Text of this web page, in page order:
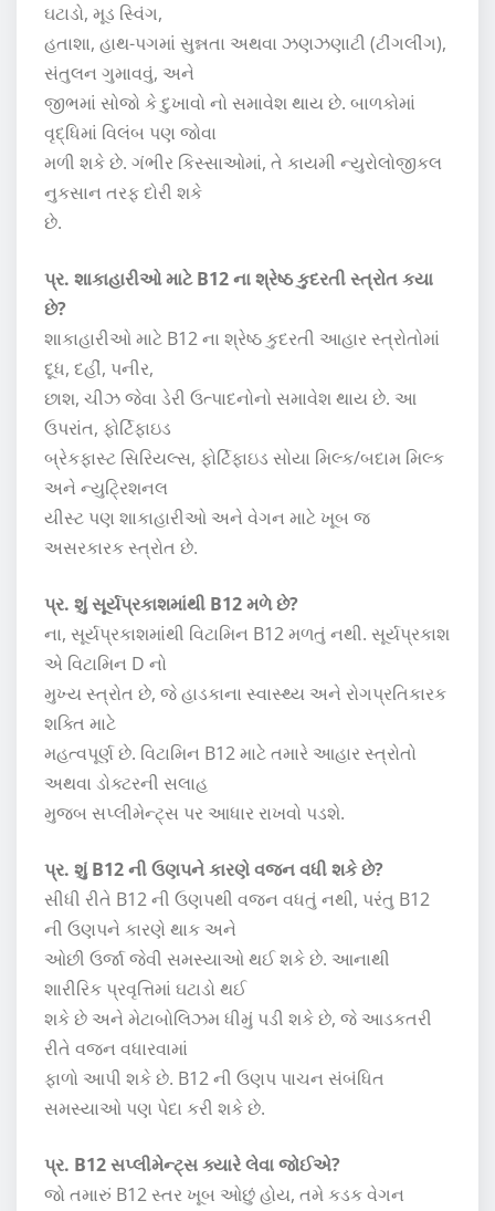
ઘટાડો, મૂડ સ્વિંગ,
હતાશા, હાથ-પગમાં સુન્નતા અથવા ઝણઝણાટી (ટીંગલીંગ),
સંતુલન ગુમાવવું, અને
જીભમાં સોજો કે દુખાવો નો સમાવેશ થાય છે. બાળકોમાં
વૃદ્ધિમાં વિલંબ પણ જોવા
મળી શકે છે. ગંભીર કિસ્સાઓમાં, તે કાયમી ન્યુરોલોજીકલ
નુકસાન તરફ દોરી શકે
છે.
પ્ર. શાકાહારીઓ માટે B12 ના શ્રેષ્ઠ કુદરતી સ્ત્રોત કયા
છે?
શાકાહારીઓ માટે B12 ના શ્રેષ્ઠ કુદરતી આહાર સ્ત્રોતોમાં
દૂધ, દહીં, પનીર,
છાશ, ચીઝ જેવા ડેરી ઉત્પાદનોનો સમાવેશ થાય છે. આ
ઉપરાંત, ફોર્ટિફાઇડ
બ્રેકફાસ્ટ સિરિયલ્સ, ફોર્ટિફાઇડ સોયા મિલ્ક/બદામ મિલ્ક
અને ન્યુટ્રિશનલ
યીસ્ટ પણ શાકાહારીઓ અને વેગન માટે ખૂબ જ
અસરકારક સ્ત્રોત છે.
પ્ર. શું સૂર્યપ્રકાશમાંથી B12 મળે છે?
ના, સૂર્યપ્રકાશમાંથી વિટામિન B12 મળતું નથી. સૂર્યપ્રકાશ
એ વિટામિન D નો
મુખ્ય સ્ત્રોત છે, જે હાડકાના સ્વાસ્થ્ય અને રોગપ્રતિકારક
શક્તિ માટે
મહત્વપૂર્ણ છે. વિટામિન B12 માટે તમારે આહાર સ્ત્રોતો
અથવા ડોક્ટરની સલાહ
મુજબ સપ્લીમેન્ટ્સ પર આધાર રાખવો પડશે.
પ્ર. શું B12 ની ઉણપને કારણે વજન વધી શકે છે?
સીધી રીતે B12 ની ઉણપથી વજન વધતું નથી, પરંતુ B12
ની ઉણપને કારણે થાક અને
ઓછી ઉર્જા જેવી સમસ્યાઓ થઈ શકે છે. આનાથી
શારીરિક પ્રવૃત્તિમાં ઘટાડો થઈ
શકે છે અને મેટાબોલિઝમ ધીમું પડી શકે છે, જે આડકતરી
રીતે વજન વધારવામાં
ફાળો આપી શકે છે. B12 ની ઉણપ પાચન સંબંધિત
સમસ્યાઓ પણ પેદા કરી શકે છે.
પ્ર. B12 સપ્લીમેન્ટ્સ ક્યારે લેવા જોઈએ?
જો તમારું B12 સ્તર ખૂબ ઓછું હોય, તમે કડક વેગન